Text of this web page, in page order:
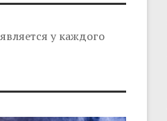
у каждого